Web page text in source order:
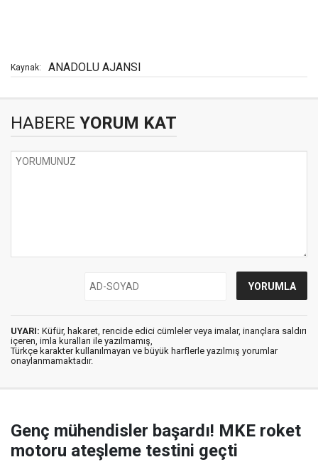
Kaynak: ANADOLU AJANSI
HABERE YORUM KAT
UYARI: Küfür, hakaret, rencide edici cümleler veya imalar, inançlara saldırı
içeren, imla kuralları ile yazılmamış,
Türkçe karakter kullanılmayan ve büyük harflerle yazılmış yorumlar
onaylanmamaktadır.
Genç mühendisler başardı! MKE roket
motoru ateşleme testini geçti